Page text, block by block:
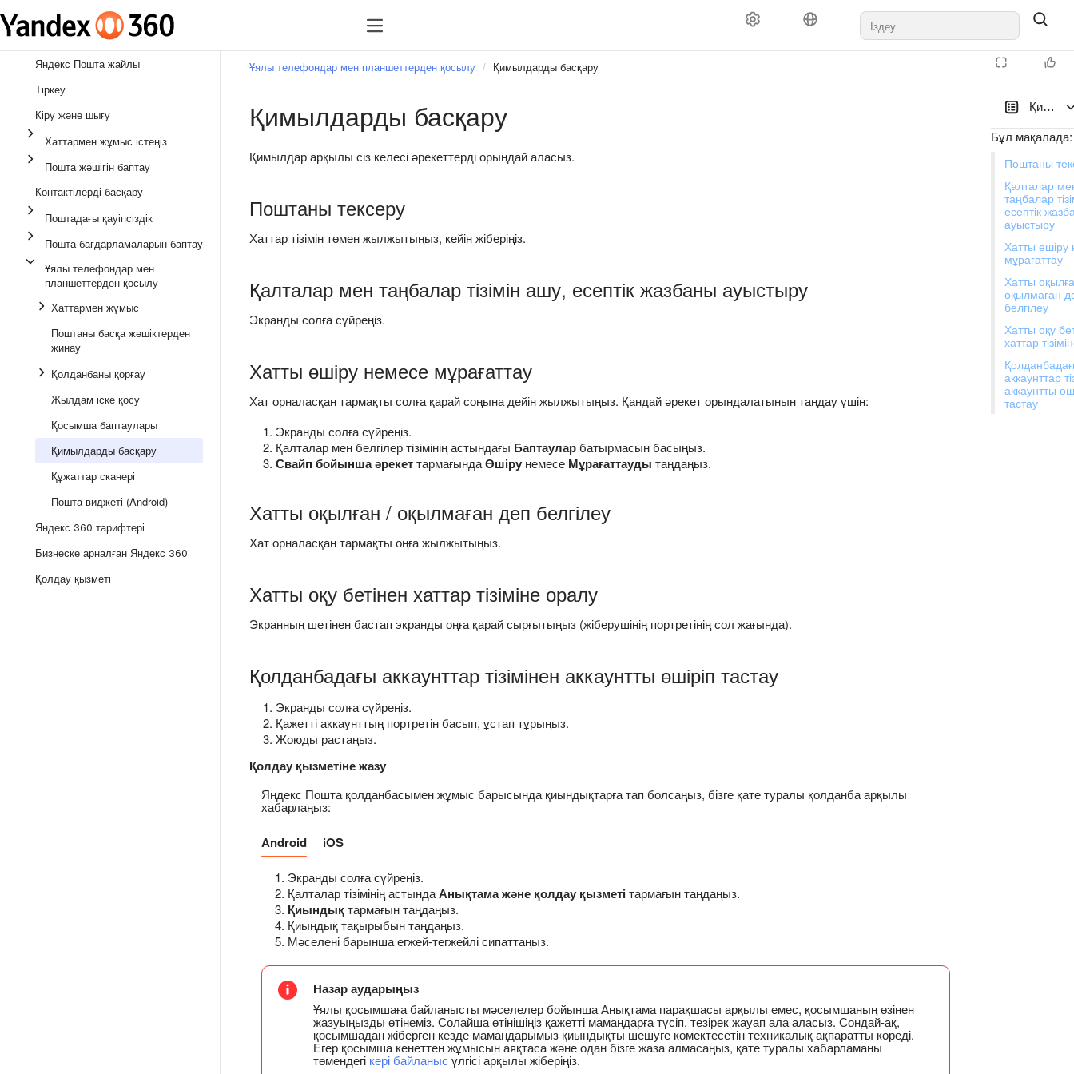
Яндекс Пошта жайлы
Тіркеу
Кіру және шығу
Хаттармен жұмыс істеңіз
Пошта жәшігін баптау
Контактілерді басқару
Поштадағы қауіпсіздік
Пошта бағдарламаларын баптау
Ұялы телефондар мен
планшеттерден қосылу
Хаттармен жұмыс
Поштаны басқа жәшіктерден
жинау
Қолданбаны қорғау
Жылдам іске қосу
Қосымша баптаулары
Қимылдарды басқару
Құжаттар сканері
Пошта виджеті (Android)
Яндекс 360 тарифтері
Бизнеске арналған Яндекс 360
Қолдау қызметі
Бұл мақалада:
Поштаны
Қалталар
таңбалар
есептік
ауыстыру
Хатты өшіру
мұрағаттау
Хатты
оқылмаған
белгілеу
Хатты оқу
хаттар
аккаунттар
аккаунтты
тастау
Ұялы телефондар мен планшеттерден қосылу Қимылдарды басқару
Қимылдарды басқару
Қимылдар арқылы сіз келесі әрекеттерді орындай аласыз.
Поштаны тексеру
Хаттар тізімін төмен жылжытыңыз, кейін жіберіңіз.
Қалталар мен таңбалар тізімін ашу, есептік жазбаны ауыстыру
Экранды солға сүйреңіз.
Хатты өшіру немесе мұрағаттау
Хат орналасқан тармақты солға қарай соңына дейін жылжытыңыз. Қандай әрекет орындалатынын таңдау үшін:
Экранды солға сүйреңіз.
Қалталар мен белгілер тізімінің астындағы Баптауларбатырмасын басыңыз.
Свайп бойынша әрекеттармағындаӨшіру немесе Мұрағаттауды таңдаңыз.
Хатты оқылған / оқылмаған деп белгілеу
Хат орналасқан тармақты оңға жылжытыңыз.
Хатты оқу бетінен хаттар тізіміне оралу
Экранның шетінен бастап экранды оңға қарай сырғытыңыз (жіберушінің портретінің сол жағында).
Қолданбадағы аккаунттар тізімінен аккаунтты өшіріп тастау
Экранды солға сүйреңіз.
Қажетті аккаунттың портретін басып, ұстап тұрыңыз.
Жоюды растаңыз.
Қолдау қызметіне жазу
Яндекс Пошта қолданбасымен жұмыс барысында қиындықтарға тап болсаңыз, бізге қате туралы қолданба арқылы
хабарлаңыз:
Android iOS
Экранды солға сүйреңіз.
Қалталар тізімінің астындаАнықтама және қолдау қызметітармағын таңдаңыз.
Қиындықтармағын таңдаңыз.
Қиындық тақырыбын таңдаңыз.
Мәселені барынша егжей-тегжейлі сипаттаңыз.
Назар аударыңыз
Ұялы қосымшаға байланысты мәселелер бойынша Анықтама парақшасы арқылы емес, қосымшаның өзінен
жазуыңызды өтінеміз. Солайша өтінішіңіз қажетті мамандарға түсіп, тезірек жауап ала аласыз. Сондай-ақ,
қосымшадан жіберген кезде мамандарымыз қиындықты шешуге көмектесетін техникалық ақпаратты көреді.
Егер қосымша кенеттен жұмысын аяқтаса және одан бізге жаза алмасаңыз, қате туралы хабарламаны
төмендегі кері байланыс үлгісі арқылы жіберіңіз.